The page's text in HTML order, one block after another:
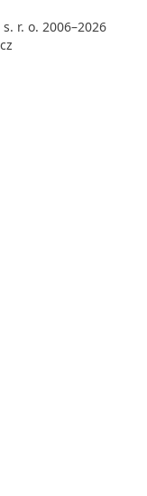
r. o. 2006–2026